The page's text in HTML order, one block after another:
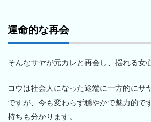
運命的な再会
そんなサヤが元カレと再会し、揺れる女
コウは社会人になった途端に一方的にサ
ですが、今も変わらず穏やかで魅力的で
持ちも分かります。